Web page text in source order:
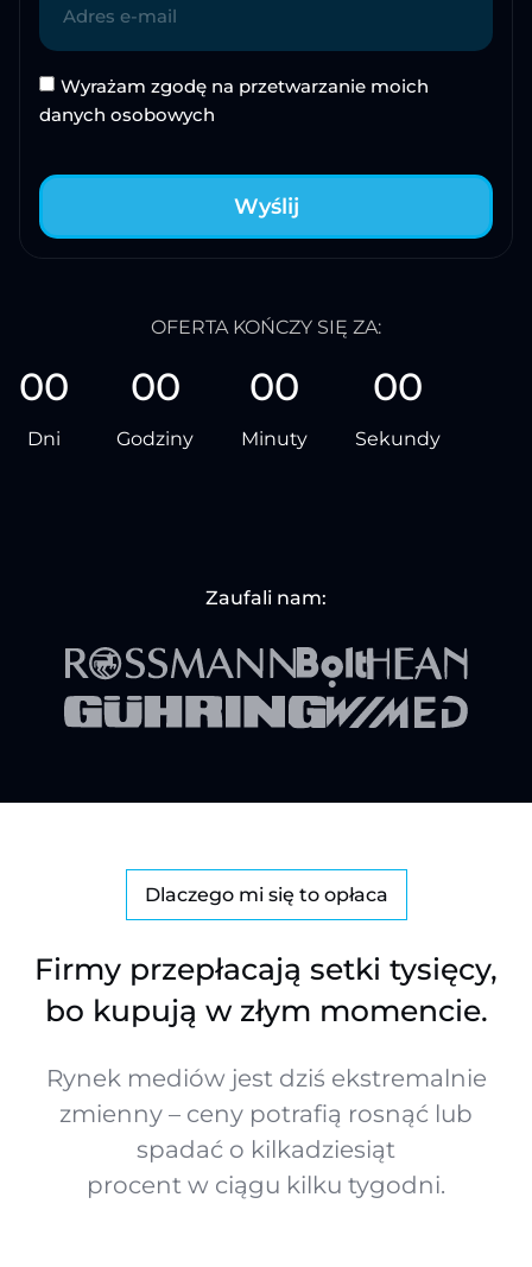
Wyrażam zgodę na przetwarzanie moich
danych osobowych
Wyślij
OFERTA KOŃCZY SIĘ ZA:
00
Dni
00
Godziny
00
Minuty
00
Sekundy
Zaufali nam:
Dlaczego mi się to opłaca
Firmy przepłacają setki tysięcy,
bo kupują w złym momencie.
Rynek mediów jest dziś ekstremalnie
zmienny – ceny potrafią rosnąć lub
spadać o kilkadziesiąt
procent w ciągu kilku tygodni.